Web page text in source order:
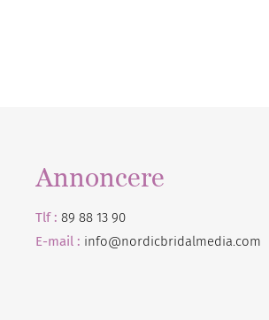
Annoncere
Tlf : 89 88 13 90
E-mail : info@nordicbridalmedia.com